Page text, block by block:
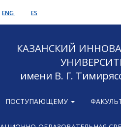
ENG ES
КАЗАНСКИЙ
имени В. Г.
ПОСТУПАЮЩЕМУ